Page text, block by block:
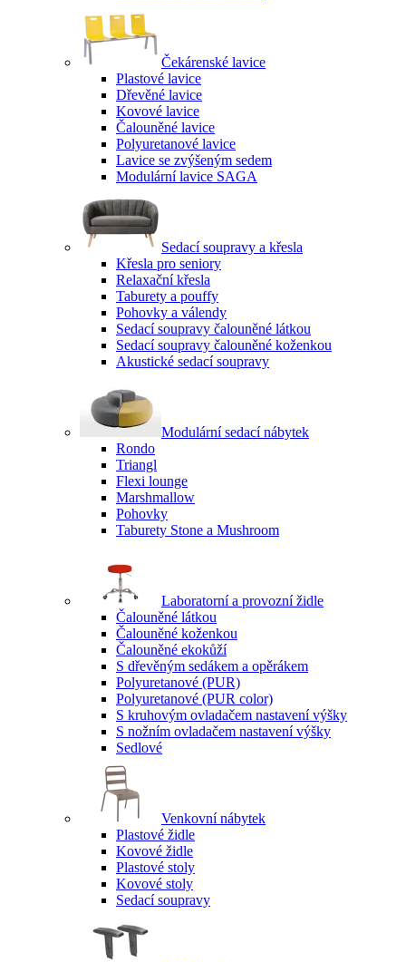
Čekárenské lavice
Plastové lavice
Dřevěné lavice
Kovové lavice
Čalouněné lavice
Polyuretanové lavice
Lavice se zvýšeným sedem
Modulární lavice SAGA
Sedací soupravy a křesla
Křesla pro seniory
Relaxační křesla
Taburety a pouffy
Pohovky a válendy
Sedací soupravy čalouněné látkou
Sedací soupravy čalouněné koženkou
Akustické sedací soupravy
Modulární sedací nábytek
Rondo
Triangl
Flexi lounge
Marshmallow
Pohovky
Taburety Stone a Mushroom
Laboratorní a provozní židle
Čalouněné látkou
Čalouněné koženkou
Čalouněné ekokůží
S dřevěným sedákem a opěrákem
Polyuretanové (PUR)
Polyuretanové (PUR color)
S kruhovým ovladačem nastavení výšky
S nožním ovladačem nastavení výšky
Sedlové
Venkovní nábytek
Plastové židle
Kovové židle
Plastové stoly
Kovové stoly
Sedací soupravy